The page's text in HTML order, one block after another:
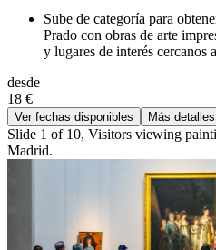
Sube de categoría para
Prado con obras de arte
y lugares de interés cercanos
desde
18 €
Ver fechas disponibles Más detalles
Slide 1 of 10, Visitors viewing
Madrid.